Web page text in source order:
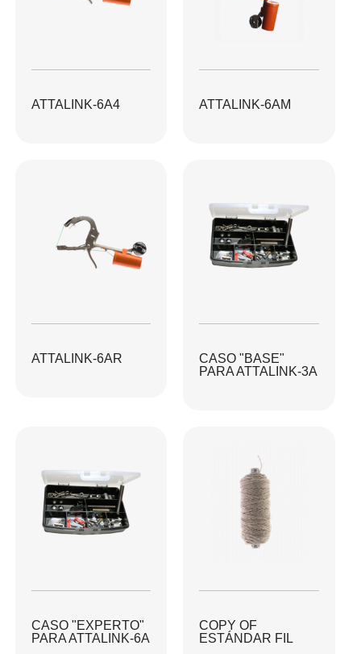
ATTALINK-6A4 ATTALINK-6AM
ATTALINK-6AR
CASO "BASE"
PARA ATTALINK-3A
CASO "EXPERTO"
PARA ATTALINK-6A
COPY OF
ESTÁNDAR FIL